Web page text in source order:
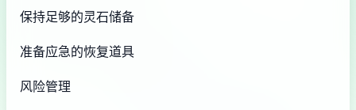
保持足够的灵石储备
准备应急的恢复道具
风险管理